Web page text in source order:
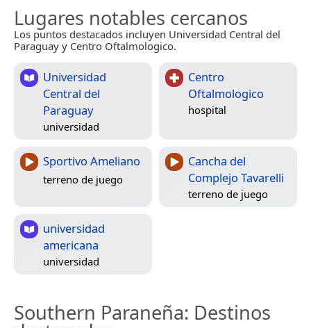
Lugares notables cercanos
Los puntos destacados incluyen Universidad Central del
Paraguay y Centro Oftalmologico.
Universidad
Central del
Paraguay
universidad
Centro
Oftalmologico
hospital
Sportivo Ameliano
terreno de juego
Cancha del
Complejo Tavarelli
terreno de juego
universidad
americana
universidad
Southern Paraneña: Destinos